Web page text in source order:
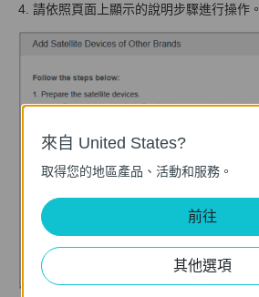
4. 請依照頁面上顯示的說明步驟進行操作。
來自 United States?
取得您的地區產品、活動和服務。
前往
其他選項